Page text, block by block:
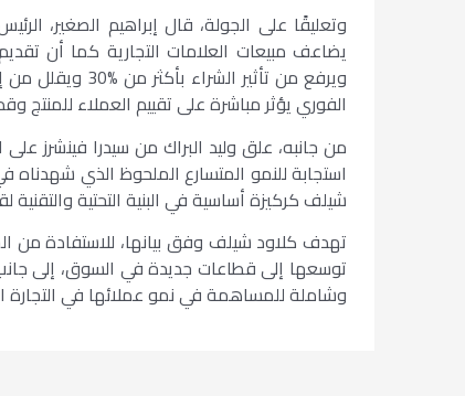
وتعليقًا على الجولة، قال إبراهيم الصغير،
يضاعف مبيعات العلامات التجارية كما أن
الفوري يؤثر مباشرة على تقييم العملاء للمنتج وقد
من جانبه، علق وليد البراك من سيدرا فينشرز
استجابة للنمو المتسارع الملحوظ الذي شهدناه
شيلف كركيزة أساسية في البنية التحتية والتقنية
تهدف كلاود شيلف وفق بيانها، للاستفادة من
توسعها إلى قطاعات جديدة في السوق، إلى
وشاملة للمساهمة في نمو عملائها في التجارة